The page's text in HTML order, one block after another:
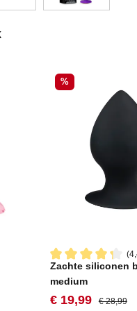
4.4 van 5 sterren
Korting
%
Gemiddelde
Zachte siliconen
medium
Verkoopprijs:
€ 19,99 Normale
€ 28,99